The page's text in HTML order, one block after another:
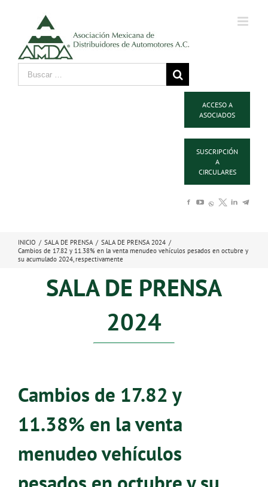
ACCESO A
ASOCIADOS
SUSCRIPCIÓN
A
CIRCULARES
INICIO / SALA DE PRENSA / SALA DE PRENSA 2024 /
Cambios de 17.82 y 11.38% en la venta menudeo vehículos pesados en octubre y
su acumulado 2024, respectivamente
SALA DE PRENSA
2024
Cambios de 17.82 y
11.38% en la venta
menudeo vehículos